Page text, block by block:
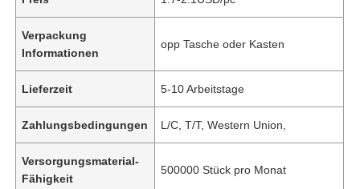
Verpackung
Informationen
opp Tasche oder Kasten
Lieferzeit 5-10 Arbeitstage
Zahlungsbedingungen L/C, T/T, Western Union,
Versorgungsmaterial-
Fähigkeit
500000 Stück pro Monat